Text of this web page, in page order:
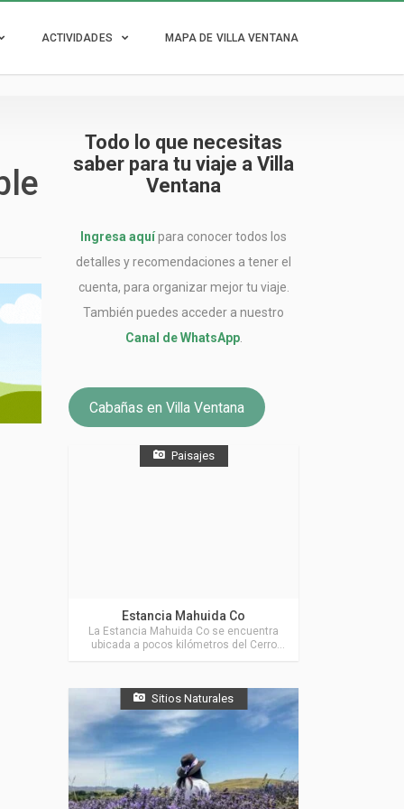
ACTIVIDADES MAPA DE VILLA VENTANA
Todo lo que necesitas
saber para tu viaje a Villa
Ventana
Ingresa aquípara conocer todos los
detalles y recomendaciones a tener el
cuenta, para organizar mejor tu viaje.
También puedes acceder a nuestro
Canal de WhatsApp.
Cabañas en Villa Ventana
Paisajes
Actividades en Villa Ventana
Estancia Mahuida Co
La Estancia Mahuida Co se encuentra
ubicada a pocos kilómetros del Cerro
Sitios Naturales